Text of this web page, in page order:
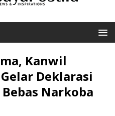
Kanwil
Deklarasi
Narkoba